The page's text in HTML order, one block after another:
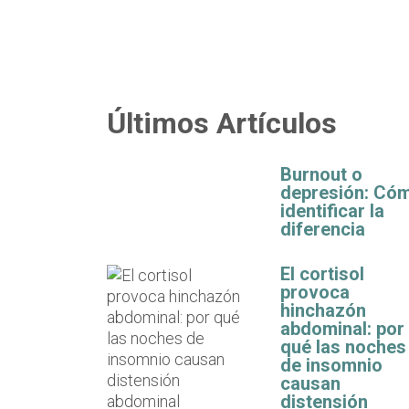
Últimos Artículos
Burnout o
depresión:
identificar la
diferencia
El cortisol
provoca
hinchazón
abdominal: por
qué las noches
de insomnio
causan
distensión